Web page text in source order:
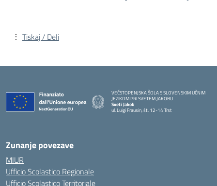
Tiskaj / Deli
VEČSTOPENJSKA ŠOLA S SLOVENSKIM UČNIM
JEZIKOM PRI SVETEM JAKOBU
Sveti Jakob
ul. Luigi Frausin, št. 12-14 Trst
— Visita la pagina iniziale della scuola
Zunanje povezave
MIUR
Ufficio Scolastico Regionale
Ufficio Scolastico Territoriale